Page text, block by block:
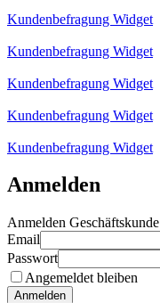
Kundenbefragung Widget
Kundenbefragung Widget
Kundenbefragung Widget
Kundenbefragung Widget
Kundenbefragung Widget
Anmelden
Anmelden Geschäftskunde
Email
Passwort
Angemeldet bleiben
Anmelden